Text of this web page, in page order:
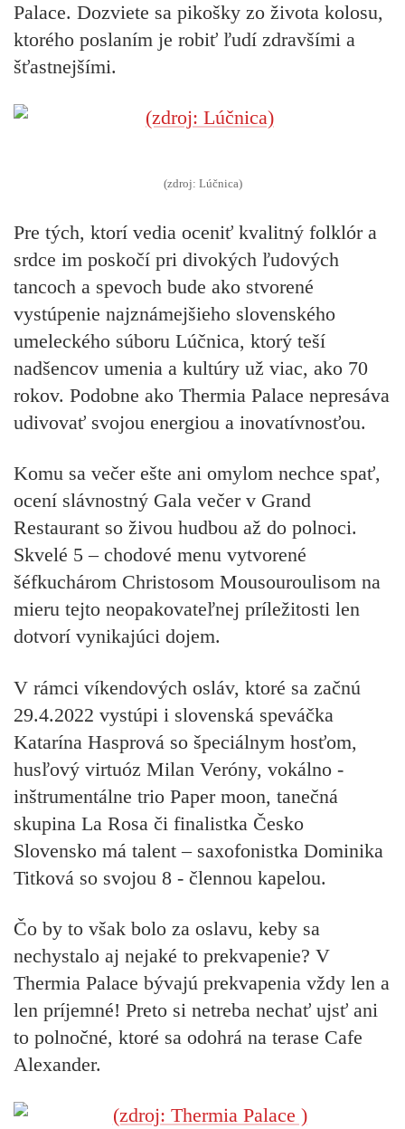
Palace. Dozviete sa pikošky zo života kolosu,
ktorého poslaním je robiť ľudí zdravšími a
šťastnejšími.
(zdroj: Lúčnica)
Pre tých, ktorí vedia oceniť kvalitný folklór a
srdce im poskočí pri divokých ľudových
tancoch a spevoch bude ako stvorené
vystúpenie najznámejšieho slovenského
umeleckého súboru Lúčnica, ktorý teší
nadšencov umenia a kultúry už viac, ako 70
rokov. Podobne ako Thermia Palace nepresáva
udivovať svojou energiou a inovatívnosťou.
Komu sa večer ešte ani omylom nechce spať,
ocení slávnostný Gala večer v Grand
Restaurant so živou hudbou až do polnoci.
Skvelé 5 – chodové menu vytvorené
šéfkuchárom Christosom Mousouroulisom na
mieru tejto neopakovateľnej príležitosti len
dotvorí vynikajúci dojem.
V rámci víkendových osláv, ktoré sa začnú
29.4.2022 vystúpi i slovenská speváčka
Katarína Hasprová so špeciálnym hosťom,
husľový virtuóz Milan Veróny, vokálno -
inštrumentálne trio Paper moon, tanečná
skupina La Rosa či finalistka Česko
Slovensko má talent – saxofonistka Dominika
Titková so svojou 8 - člennou kapelou.
Čo by to však bolo za oslavu, keby sa
nechystalo aj nejaké to prekvapenie? V
Thermia Palace bývajú prekvapenia vždy len a
len príjemné! Preto si netreba nechať ujsť ani
to polnočné, ktoré sa odohrá na terase Cafe
Alexander.